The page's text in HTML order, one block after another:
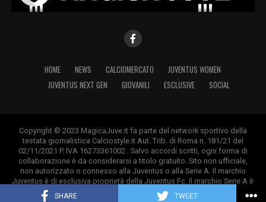
SHARE TWEET
HOME NEWS CALCIOMERCATO
JUVENTUS WOMEN
JUVENTUS NEXT GEN
GIOVANILI ESCLUSIVE SOCIAL
Copyright © 2023 MagicaJuve.it fa parte del network sportivo della
testata giornalistica Calciostyle.it Aut. Trib. di Roma n. 181/21 del
02/11/2021 P. IVA 16273361002 . Salvo accordi scritti, ogni forma di
collaborazione è da considerarsi a titolo gratuito. Sito non ufficiale,
non autorizzato o connesso alla Juventus o alla Serie A. Il marchio
Juventus è di esclusiva proprietà della Juventus Fc. Il marchio Serie A è
di esclusiva proprietà della Lega Calcio.